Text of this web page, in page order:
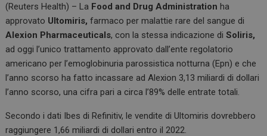
ce
b
o
o
k
ke
dI
n
at
s
A
p
p
(Reuters Health) – La Food and Drug Administration ha
approvato Ultomiris, farmaco per malattie rare del sangue di
Alexion Pharmaceuticals, con la stessa indicazione diSoliris,
ad oggi l’unico trattamento approvato dall’ente regolatorio
americano per l’emoglobinuria parossistica notturna (Epn) e che
l’anno scorso ha fatto incassare ad Alexion 3,13 miliardi di dollari
l’anno scorso, una cifra pari a circa l’89% delle entrate totali.
Secondo i dati Ibes di Refinitiv, le vendite di Ultomiris dovrebbero
raggiungere 1,66 miliardi di dollari entro il 2022.